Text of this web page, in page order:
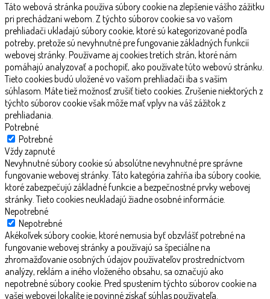
Táto webová stránka používa súbory cookie na zlepšenie vášho zážitku
pri prechádzaní webom. Z týchto súborov cookie sa vo vašom
prehliadači ukladajú súbory cookie, ktoré sú kategorizované podľa
potreby, pretože sú nevyhnutné pre fungovanie základných funkcií
webovej stránky. Používame aj cookies tretích strán, ktoré nám
pomáhajú analyzovať a pochopiť, ako používate túto webovú stránku.
Tieto cookies budú uložené vo vašom prehliadači iba s vaším
súhlasom. Máte tiež možnosť zrušiť tieto cookies. Zrušenie niektorých z
týchto súborov cookie však môže mať vplyv na váš zážitok z
prehliadania.
Potrebné
Potrebné
Vždy zapnuté
Nevyhnutné súbory cookie sú absolútne nevyhnutné pre správne
fungovanie webovej stránky. Táto kategória zahŕňa iba súbory cookie,
ktoré zabezpečujú základné funkcie a bezpečnostné prvky webovej
stránky. Tieto cookies neukladajú žiadne osobné informácie.
Nepotrebné
Nepotrebné
Akékoľvek súbory cookie, ktoré nemusia byť obzvlášť potrebné na
fungovanie webovej stránky a používajú sa špeciálne na
zhromažďovanie osobných údajov používateľov prostredníctvom
analýzy, reklám a iného vloženého obsahu, sa označujú ako
nepotrebné súbory cookie. Pred spustením týchto súborov cookie na
vašej webovej lokalite je povinné získať súhlas používateľa.